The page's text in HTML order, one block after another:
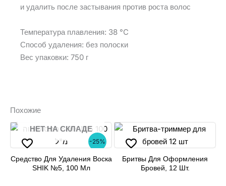
и удалить после застывания против роста волос
Температура плавления: 38 °C
Способ удаления: без полоски
Вес упаковки: 750 г
Похожие
-25%
НЕТ НА СКЛАДЕ
Средство Для Удаления Воска
SHIK №5, 100 Мл
Бритвы Для Оформления
Бровей, 12 Шт.